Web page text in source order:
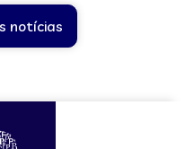
notícias